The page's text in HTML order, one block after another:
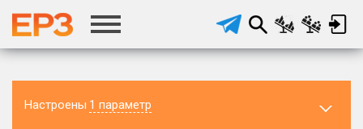
Настроены 1 параметр